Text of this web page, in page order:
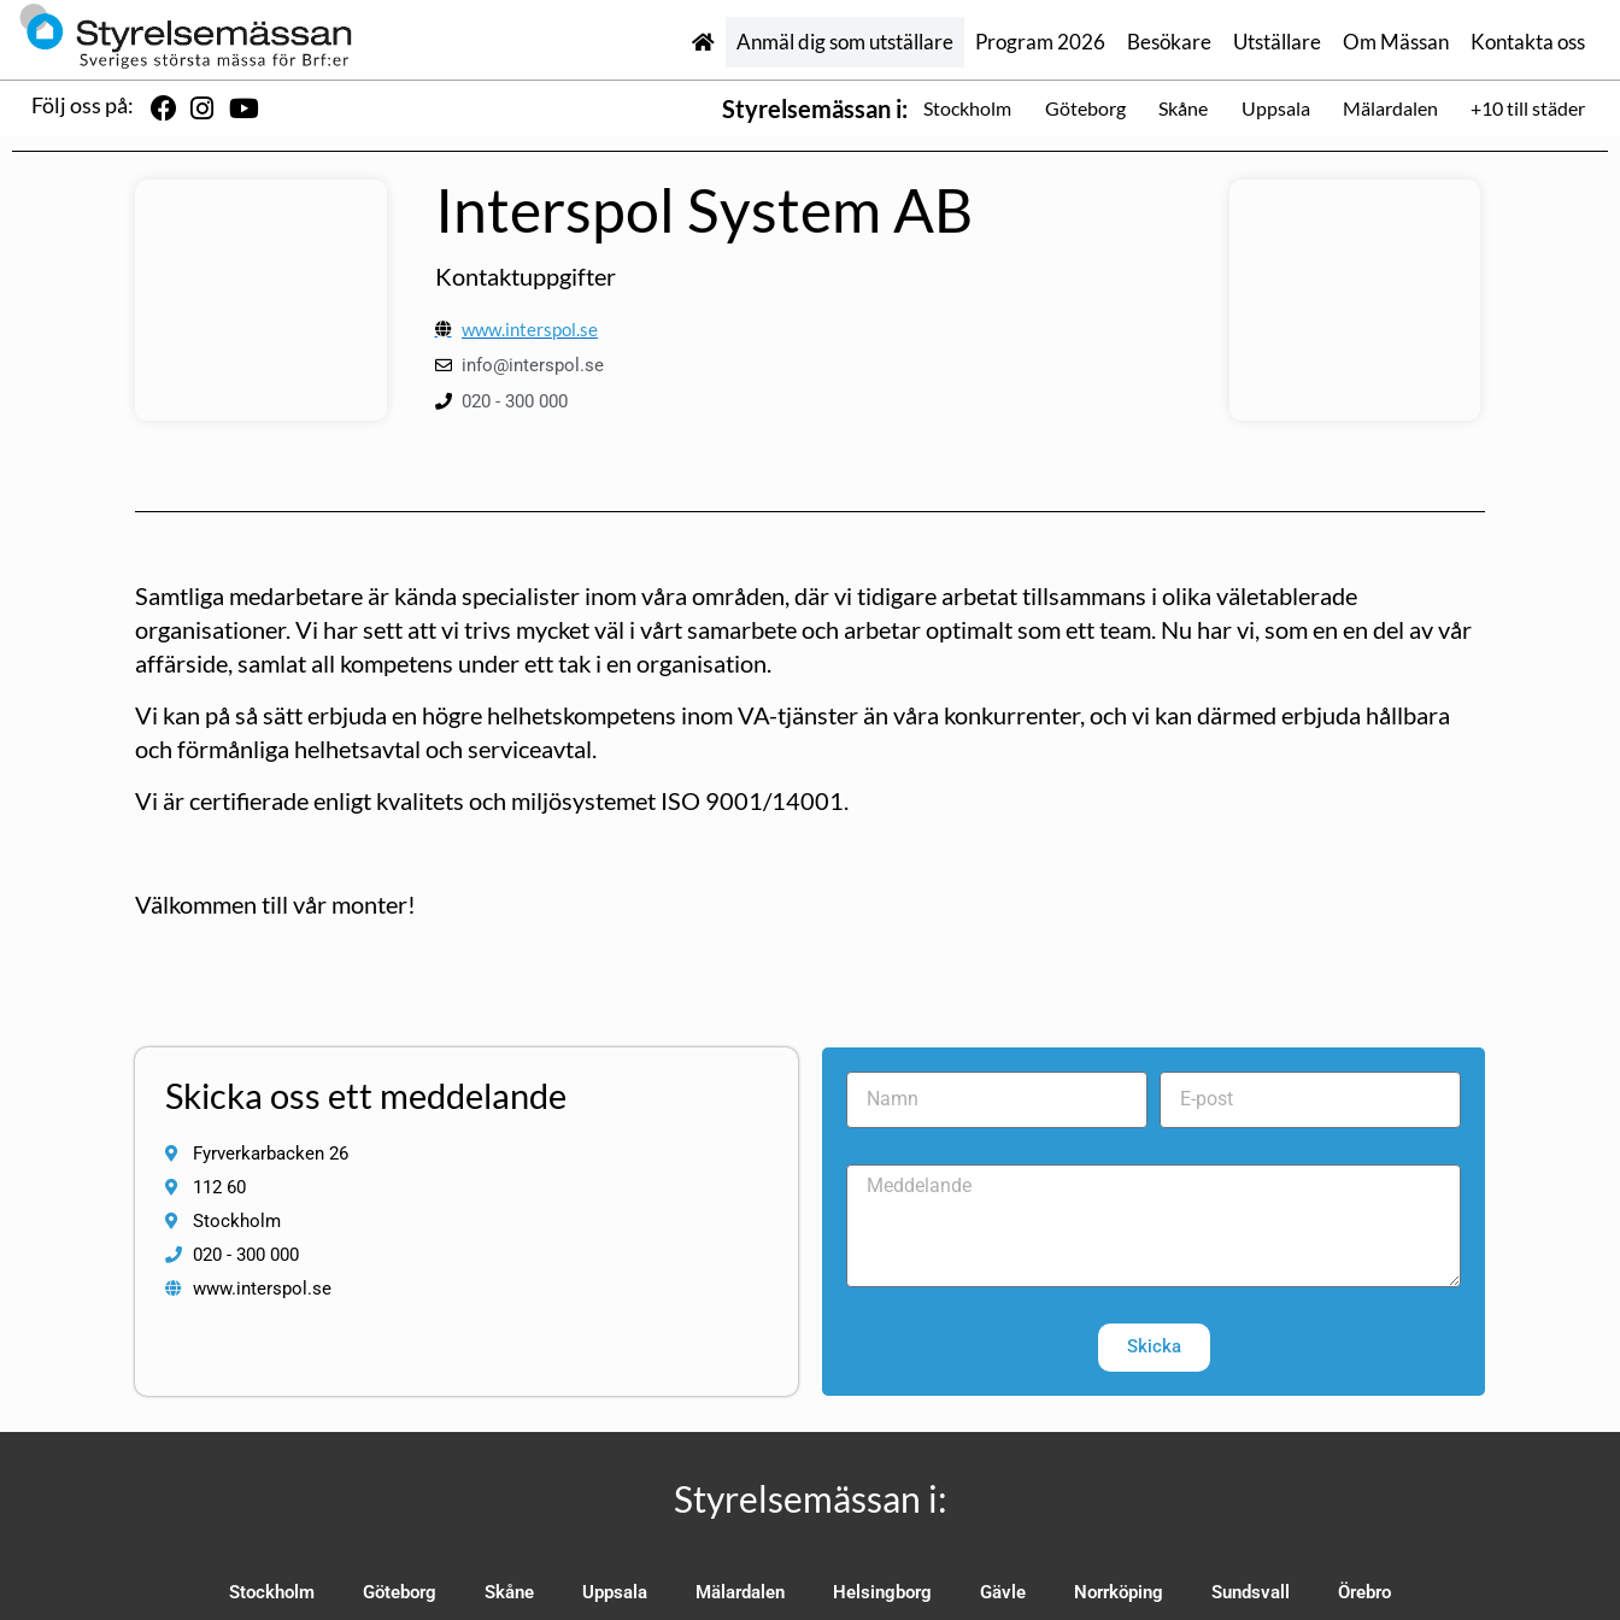
Anmäl dig som utställare Program 2026 Besökare Utställare Om Mässan Kontakta oss
Följ oss på: Styrelsemässan i: Stockholm Göteborg Skåne Uppsala Mälardalen +10 till städer
Interspol System AB
Kontaktuppgifter
www.interspol.se
info@interspol.se
020 - 300 000
Samtliga medarbetare är kända specialister inom våra områden, där vi tidigare arbetat tillsammans i olika väletablerade
organisationer. Vi har sett att vi trivs mycket väl i vårt samarbete och arbetar optimalt som ett team. Nu har vi, som en en del av vår
affärside, samlat all kompetens under ett tak i en organisation.
Vi kan på så sätt erbjuda en högre helhetskompetens inom VA-tjänster än våra konkurrenter, och vi kan därmed erbjuda hållbara
och förmånliga helhetsavtal och serviceavtal.
Vi är certifierade enligt kvalitets och miljösystemet ISO 9001/14001.
Välkommen till vår monter!
Skicka oss ett meddelande
Fyrverkarbacken 26
112 60
Stockholm
020 - 300 000
www.interspol.se
Skicka
Styrelsemässan i:
Stockholm Göteborg Skåne Uppsala Mälardalen Helsingborg Gävle Norrköping Sundsvall Örebro